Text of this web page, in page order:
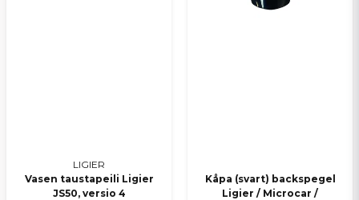
LIGIER
Vasen taustapeili Ligier
JS50, versio 4
Kåpa (svart) backspegel
Ligier / Microcar /